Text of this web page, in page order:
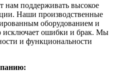
нам поддерживать высокое
Наши производственные
оборудованием и
исключает ошибки и брак. Мы
и функциональности